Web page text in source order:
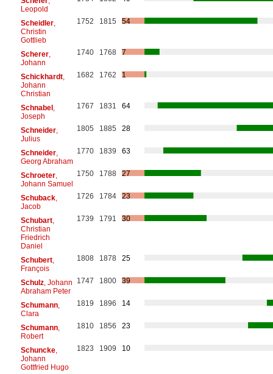
Leopold
Scheidler,
Christin
Gottlieb
1752 1815 54
Scherer,
Johann
1740 1768 7
Schickhardt,
Johann
Christian
1682 1762 1
Schnabel,
Joseph
1767 1831 64
Schneider,
Julius
1805 1885 28
Schneider,
Georg Abraham
1770 1839 63
Schroeter,
Johann Samuel
1750 1788 27
Schuback,
Jacob
1726 1784 23
Schubart,
Christian
Friedrich
Daniel
1739 1791 30
Schubert,
François
1808 1878 25
Schulz, Johann
Abraham Peter
1747 1800 39
Schumann,
Clara
1819 1896 14
Schumann,
Robert
1810 1856 23
Schuncke,
Johann
Gottfried Hugo
1823 1909 10